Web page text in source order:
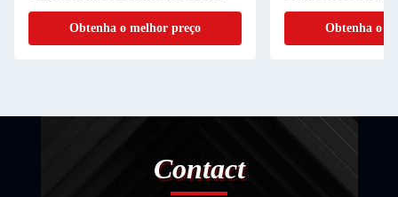
100BASE
Obtenha o melhor preço
Modulo para
Obtenha o
Contact